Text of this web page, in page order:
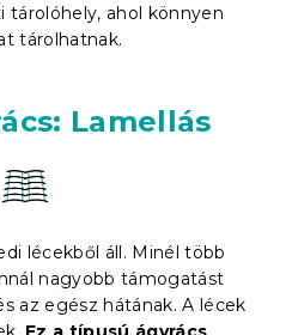
tárolóhely, ahol könnyen
tárolhatnak.
Lamellás
lécekből áll. Minél több
nagyobb támogatást
az egész hátának. A lécek